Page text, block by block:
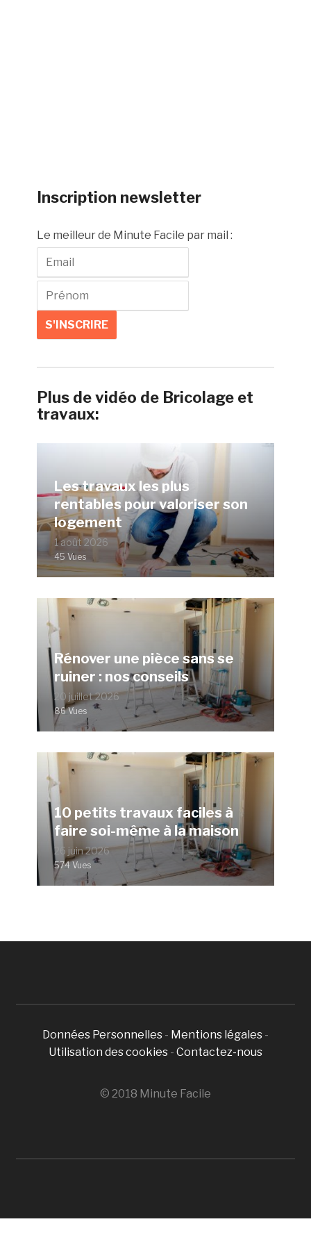
Inscription newsletter
Le meilleur de Minute Facile par mail :
Plus de vidéo de Bricolage et
travaux:
Les travaux les plus
rentables pour valoriser son
logement
1 août 2026
45 Vues
Rénover une pièce sans se
ruiner : nos conseils
20 juillet 2026
86 Vues
10 petits travaux faciles à
faire soi-même à la maison
26 juin 2026
574 Vues
Données Personnelles - Mentions légales -
Utilisation des cookies - Contactez-nous
© 2018 Minute Facile